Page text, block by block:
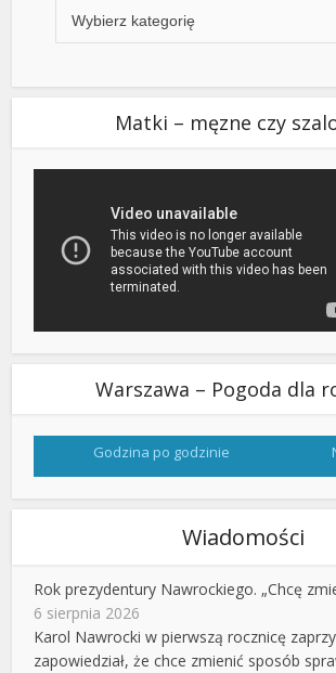
Matki – męzne czy
Warszawa – Pogoda dla
Godzina po godzinie
Wiadomości
Rok prezydentury Nawrockiego. „Chcę
6 sierpnia 2026
Karol Nawrocki w pierwszą rocznicę
zapowiedział, że chce zmienić sposób